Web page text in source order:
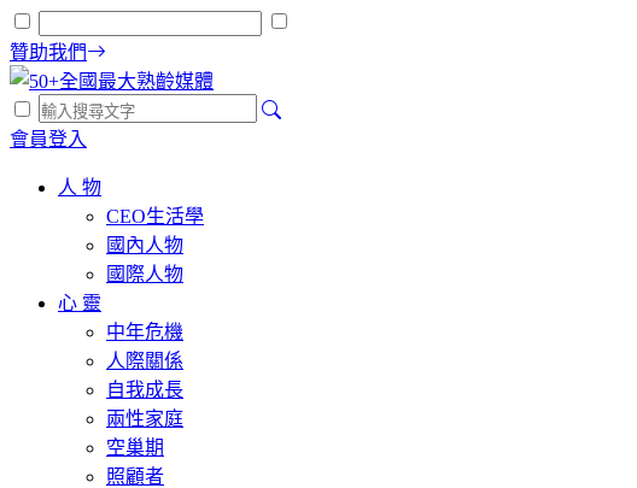
贊助我們
會員登入
人 物
CEO生活學
國內人物
國際人物
心 靈
中年危機
人際關係
自我成長
兩性家庭
空巢期
照顧者